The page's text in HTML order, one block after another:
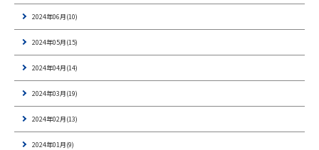
2024年06月(10)
2024年05月(15)
2024年04月(14)
2024年03月(19)
2024年02月(13)
2024年01月(9)